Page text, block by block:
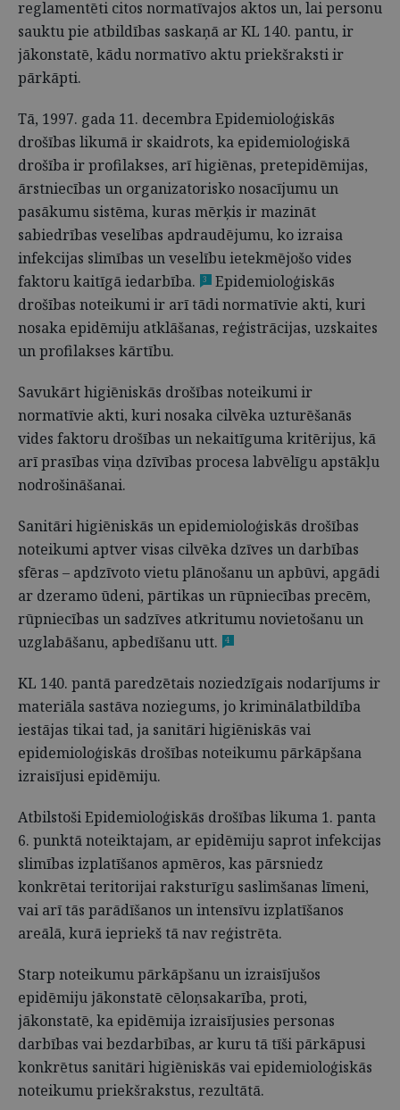
reglamentēti citos normatīvajos aktos un, lai personu
sauktu pie atbildības saskaņā ar KL 140. pantu, ir
jākonstatē, kādu normatīvo aktu priekšraksti ir
pārkāpti.
Tā, 1997. gada 11. decembra Epidemioloģiskās
drošības likumā ir skaidrots, ka epidemioloģiskā
drošība ir profilakses, arī higiēnas, pretepidēmijas,
ārstniecības un organizatorisko nosacījumu un
pasākumu sistēma, kuras mērķis ir mazināt
sabiedrības veselības apdraudējumu, ko izraisa
infekcijas slimības un veselību ietekmējošo vides
faktoru kaitīgā iedarbība.
3
Epidemioloģiskās
drošības noteikumi ir arī tādi normatīvie akti, kuri
nosaka epidēmiju atklāšanas, reģistrācijas, uzskaites
un profilakses kārtību.
Savukārt higiēniskās drošības noteikumi ir
normatīvie akti, kuri nosaka cilvēka uzturēšanās
vides faktoru drošības un nekaitīguma kritērijus, kā
arī prasības viņa dzīvības procesa labvēlīgu apstākļu
nodrošināšanai.
Sanitāri higiēniskās un epidemioloģiskās drošības
noteikumi aptver visas cilvēka dzīves un darbības
sfēras – apdzīvoto vietu plānošanu un apbūvi, apgādi
ar dzeramo ūdeni, pārtikas un rūpniecības precēm,
rūpniecības un sadzīves atkritumu novietošanu un
uzglabāšanu, apbedīšanu utt.
4
KL 140. pantā paredzētais noziedzīgais nodarījums ir
materiāla sastāva noziegums, jo kriminālatbildība
iestājas tikai tad, ja sanitāri higiēniskās vai
epidemioloģiskās drošības noteikumu pārkāpšana
izraisījusi epidēmiju.
Atbilstoši Epidemioloģiskās drošības likuma 1. panta
6. punktā noteiktajam, ar epidēmiju saprot infekcijas
slimības izplatīšanos apmēros, kas pārsniedz
konkrētai teritorijai raksturīgu saslimšanas līmeni,
vai arī tās parādīšanos un intensīvu izplatīšanos
areālā, kurā iepriekš tā nav reģistrēta.
Starp noteikumu pārkāpšanu un izraisījušos
epidēmiju jākonstatē cēloņsakarība, proti,
jākonstatē, ka epidēmija izraisījusies personas
darbības vai bezdarbības, ar kuru tā tīši pārkāpusi
konkrētus sanitāri higiēniskās vai epidemioloģiskās
noteikumu priekšrakstus, rezultātā.